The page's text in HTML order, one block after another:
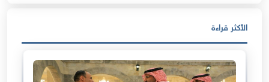
الأكثر قراءة